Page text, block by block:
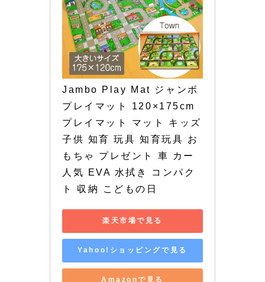
Jambo Play Mat ジャンボ
プレイマット 120×175cm
プレイマット マット キッズ
子供 知育 玩具 知育玩具 お
もちゃ プレゼント 車 カー
人気 EVA 水拭き コンパク
ト 収納 こどもの日
楽天市場で見る
Yahoo!ショッピングで見る
Amazonで見る